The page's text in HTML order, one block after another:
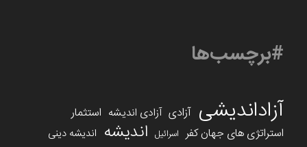
#برچسب‌ها
آزاداندیشی آزادی آزادی اندیشه استثمار
استراتژی های جهان کفر اسرائیل اندیشه اندیشه دینی